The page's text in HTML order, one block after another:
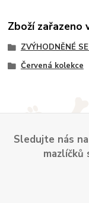
Zboží zařazeno
ZVÝHODNĚNÉ
Červená kolekce
Sledujte nás
mazlíčků